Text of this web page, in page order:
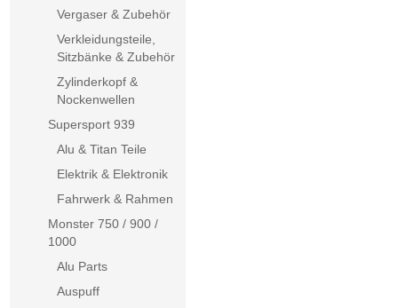
Vergaser & Zubehör
Verkleidungsteile,
Sitzbänke & Zubehör
Zylinderkopf &
Nockenwellen
Supersport 939
Alu & Titan Teile
Elektrik & Elektronik
Fahrwerk & Rahmen
Monster 750 / 900 /
1000
Alu Parts
Auspuff